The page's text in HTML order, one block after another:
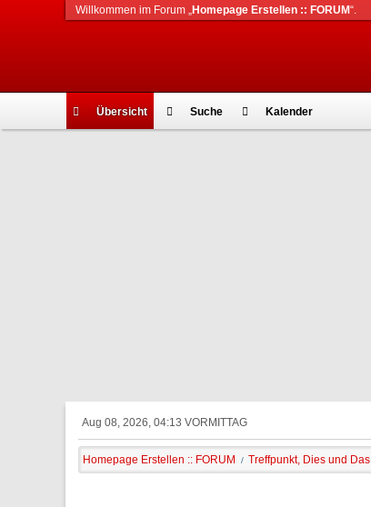
Übersicht Suche Kalender
Willkommen im Forum „Homepage Erstellen :: FORUM“.
Aug 08, 2026, 04:13 VORMITTAG
Homepage Erstellen :: FORUM / Treffpunkt, Dies und Das